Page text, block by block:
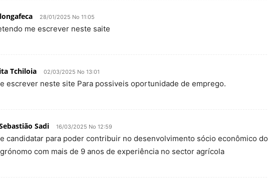
28/01/2025 No 11:05
me escrever neste saite
Tchiloia 02/03/2025 No 13:01
escrever neste site Para possiveis oportunidade de emprego.
Sadi 16/03/2025 No 12:59
candidatar para poder contribuir no desenvolvimento sócio econômico do
com mais de 9 anos de experiência no sector agrícola